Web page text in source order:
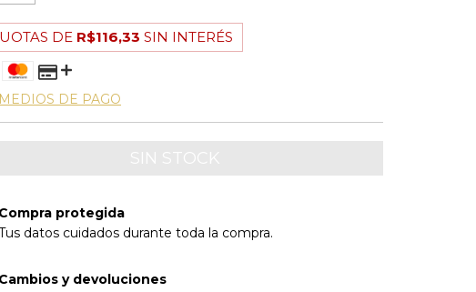
DE R$116,33 SIN INTERÉS
DE PAGO
Compra protegida
datos cuidados durante toda la compra.
Cambios y devoluciones